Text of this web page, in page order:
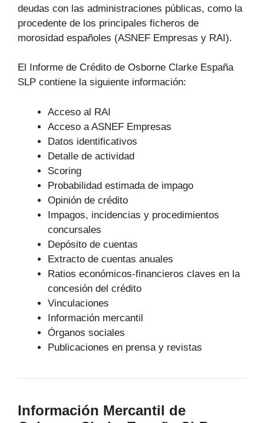
deudas con las administraciones públicas, como la
procedente de los principales ficheros de
morosidad españoles (ASNEF Empresas y RAI).
El Informe de Crédito de Osborne Clarke España
SLP contiene la siguiente información:
Acceso al RAI
Acceso a ASNEF Empresas
Datos identificativos
Detalle de actividad
Scoring
Probabilidad estimada de impago
Opinión de crédito
Impagos, incidencias y procedimientos
concursales
Depósito de cuentas
Extracto de cuentas anuales
Ratios económicos-financieros claves en la
concesión del crédito
Vinculaciones
Información mercantil
Órganos sociales
Publicaciones en prensa y revistas
Información Mercantil de